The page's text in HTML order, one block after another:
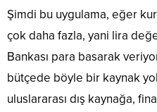
Şimdi bu uygulama, eğer
çok daha fazla, yani lira
Bankası para basarak
bütçede böyle bir kaynak
uluslararası dış kaynağa,